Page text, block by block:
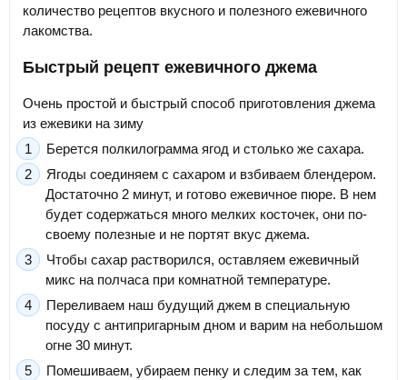
количество рецептов вкусного и полезного ежевичного
лакомства.
Быстрый рецепт ежевичного джема
Очень простой и быстрый способ приготовления джема
из ежевики на зиму
Берется полкилограмма ягод и столько же сахара.
Ягоды соединяем с сахаром и взбиваем блендером.
Достаточно 2 минут, и готово ежевичное пюре. В нем
будет содержаться много мелких косточек, они по-
своему полезные и не портят вкус джема.
Чтобы сахар растворился, оставляем ежевичный
микс на полчаса при комнатной температуре.
Переливаем наш будущий джем в специальную
посуду с антипригарным дном и варим на небольшом
огне 30 минут.
Помешиваем, убираем пенку и следим за тем, как